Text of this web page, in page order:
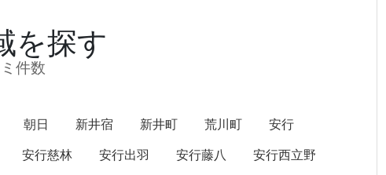
を探す
件数
朝日 新井宿 新井町 荒川町
安行
安行慈林 安行出羽 安行藤八
安行西立野